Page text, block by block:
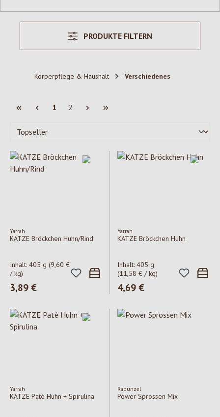
PRODUKTE FILTERN
Körperpflege & Haushalt Verschiedenes
Seite
1 Seite
2
Yarrah
KATZE Bröckchen Huhn/Rind
Inhalt: 405 g (9,60 €
/ kg)
Regulärer Preis:
3,89 €
Yarrah
KATZE Bröckchen Huhn
Inhalt: 405 g
(11,58 € / kg)
Regulärer Preis:
4,69 €
Yarrah
KATZE Patè Huhn + Spirulina
Rapunzel
Power Sprossen Mix